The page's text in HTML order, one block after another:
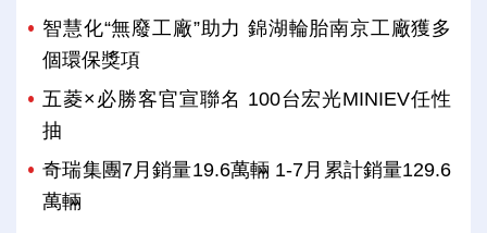
智慧化“無廢工廠”助力 錦湖輪胎南京工廠獲多
個環保獎項
五菱×必勝客官宣聯名 100台宏光MINIEV任性
抽
奇瑞集團7月銷量19.6萬輛 1-7月累計銷量129.6
萬輛